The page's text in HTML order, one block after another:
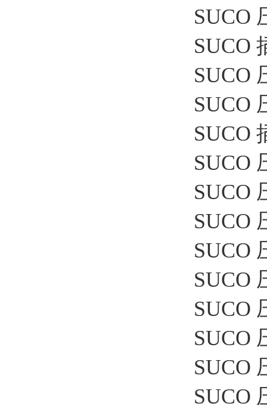
SUCO
SUCO
SUCO
SUCO
SUCO
SUCO
SUCO
SUCO
SUCO
SUCO
SUCO
SUCO
SUCO
SUCO